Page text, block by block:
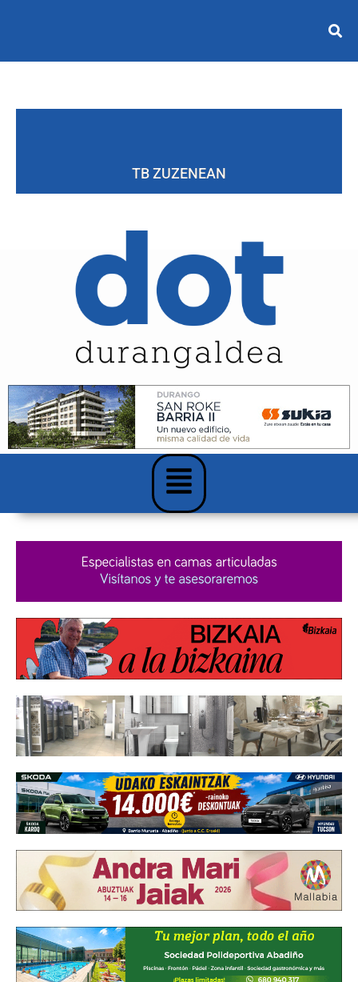
TB ZUZENEAN